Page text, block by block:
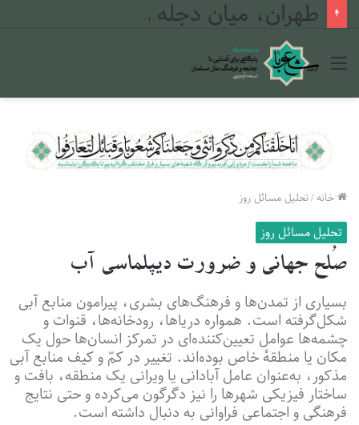
طهران، میان دجله و فرات
منو
خانه/تحلیل مسائل روز
تحلیل مسائل روز
صُلح جهانی و ضرورت دیپلماسی آب
بسیاری از تمدن‌ها و فرهنگ‌های بشری، پیرامون منابع آبی
شکل‌گرفته است. همواره دریاها، رودخانه‌ها، قنوات و
چشمه‌ها عوامل تعیین‌کننده‌ای در تمرکز انسان‌ها حول یک
مکان یا منطقهٔ خاص بوده‌اند. تغییر در کمّ و کیف منابع آبی
مذکور، به‌عنوان عامل آبادانی یا ویرانی یک منطقه، بافت و
ساختار فیزیکی شهرها را نیز دگرگون می‌کرده و حتی نتایج
فرهنگی و اجتماعی فراوانی به دنبال داشته است.